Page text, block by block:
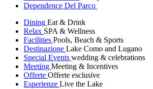
Dependence Del Parco
Dining Eat & Drink
Relax SPA & Wellness
Facilities Pools, Beach & Sports
Destinazione Lake Como and Lugano
Special Events wedding & celebrations
Meeting Meeting & Incentives
Offerte Offerte esclusive
Esperienze Live the Lake